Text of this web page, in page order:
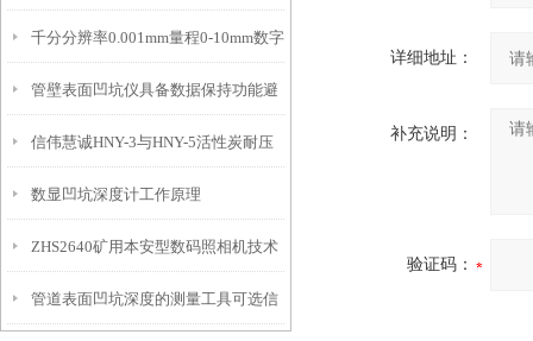
10mm！
特点
千分分辨率0.001mm量程0-10mm数字
埋头度仪技术参数！
管壁表面凹坑仪具备数据保持功能避
免测试过程中测针移动导致数据变动
信伟慧诚HNY-3与HNY-5活性炭耐压
强度测定仪技术参数！
数显凹坑深度计工作原理
ZHS2640矿用本安型数码照相机技术
参数！
管道表面凹坑深度的测量工具可选信
详细地址：
补充说明：
验证码：